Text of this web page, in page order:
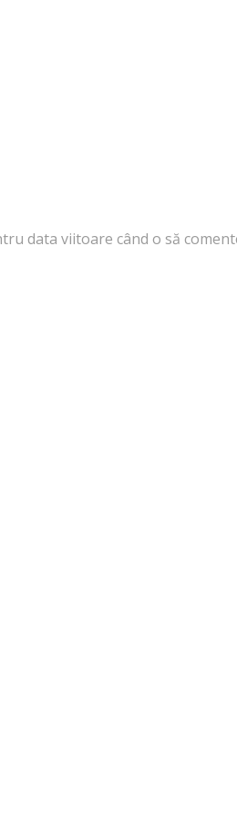
data viitoare când o să